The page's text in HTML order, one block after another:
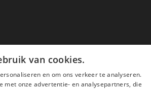
van cookies.
en om ons verkeer te analyseren.
met onze advertentie- en analysepartners, die